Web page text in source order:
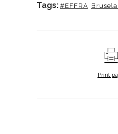
Tags: #EFFRA,
Print